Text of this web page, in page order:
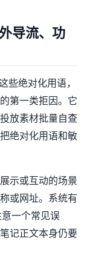
导流、功
些绝对化用语，
第一类拒因。它
放素材批量自查
绝对化用语和敏
示或互动的场景
或网址。系统有
一个常见误
记正文本身仍要